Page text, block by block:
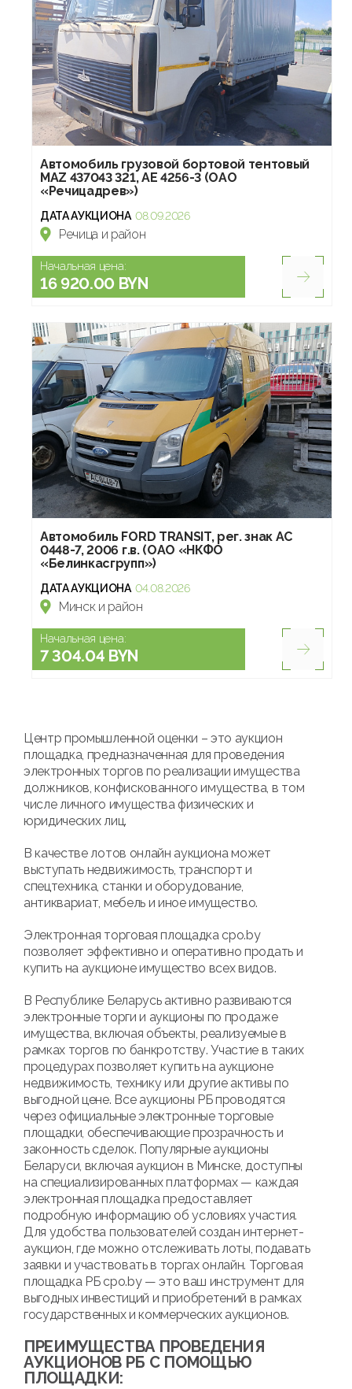
Автомобиль грузовой бортовой тентовый
МАZ 437043 321, АЕ 4256-3 (ОАО
«Речицадрев»)
ДАТА АУКЦИОНА 08.09.2026
Речица и район
Начальная цена:
16 920.00 BYN
Автомобиль FORD TRANSIT, рег. знак АС
0448-7, 2006 г.в. (ОАО «НКФО
«Белинкасгрупп»)
ДАТА АУКЦИОНА 04.08.2026
Минск и район
Начальная цена:
7 304.04 BYN
Центр промышленной оценки – это аукцион
площадка, предназначенная для проведения
электронных торгов по реализации имущества
должников, конфискованного имущества, в том
числе личного имущества физических и
юридических лиц.
В качестве лотов онлайн аукциона может
выступать недвижимость, транспорт и
спецтехника, станки и оборудование,
антиквариат, мебель и иное имущество.
Электронная торговая площадка cpo.by
позволяет эффективно и оперативно продать и
купить на аукционе имущество всех видов.
В Республике Беларусь активно развиваются
электронные торги и аукционы по продаже
имущества, включая объекты, реализуемые в
рамках торгов по банкротству. Участие в таких
процедурах позволяет купить на аукционе
недвижимость, технику или другие активы по
выгодной цене. Все аукционы РБ проводятся
через официальные электронные торговые
площадки, обеспечивающие прозрачность и
законность сделок. Популярные аукционы
Беларуси, включая аукцион в Минске, доступны
на специализированных платформах — каждая
электронная площадка предоставляет
подробную информацию об условиях участия.
Для удобства пользователей создан интернет-
аукцион, где можно отслеживать лоты, подавать
заявки и участвовать в торгах онлайн. Торговая
площадка РБ cpo.by — это ваш инструмент для
выгодных инвестиций и приобретений в рамках
государственных и коммерческих аукционов.
ПРЕИМУЩЕСТВА ПРОВЕДЕНИЯ
АУКЦИОНОВ РБ С ПОМОЩЬЮ
ПЛОЩАДКИ: